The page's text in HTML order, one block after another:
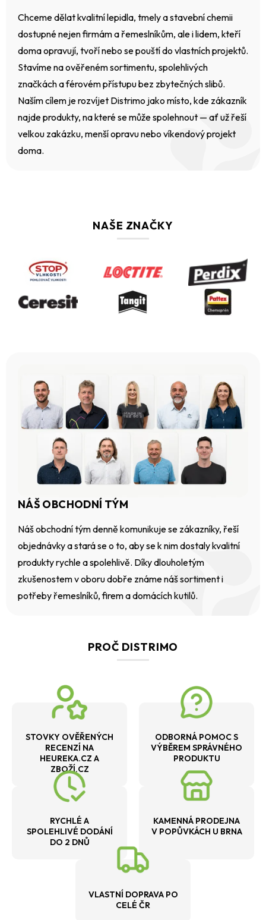
Chceme dělat kvalitní lepidla, tmely a stavební chemii
dostupné nejen firmám a řemeslníkům, ale i lidem, kteří
doma opravují, tvoří nebo se pouští do vlastních projektů.
Stavíme na ověřeném sortimentu, spolehlivých
značkách a férovém přístupu bez zbytečných slibů.
Naším cílem je rozvíjet Distrimo jako místo, kde zákazník
najde produkty, na které se může spolehnout — ať už řeší
velkou zakázku, menší opravu nebo víkendový projekt
doma.
NAŠE ZNAČKY
NÁŠ OBCHODNÍ TÝM
Náš obchodní tým denně komunikuje se zákazníky, řeší
objednávky a stará se o to, aby se k nim dostaly kvalitní
produkty rychle a spolehlivě. Díky dlouholetým
zkušenostem v oboru dobře známe náš sortiment i
potřeby řemeslníků, firem a domácích kutilů.
PROČ DISTRIMO
STOVKY OVĚŘENÝCH
RECENZÍ NA
HEUREKA.CZ A
ZBOŽÍ.CZ
ODBORNÁ POMOC S
VÝBĚREM SPRÁVNÉHO
PRODUKTU
RYCHLÉ A
SPOLEHLIVÉ DODÁNÍ
DO 2 DNŮ
KAMENNÁ PRODEJNA
V POPŮVKÁCH U BRNA
VLASTNÍ DOPRAVA PO
CELÉ ČR